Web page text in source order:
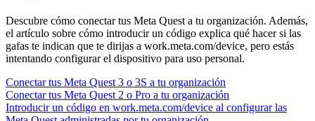
Descubre cómo conectar tus Meta Quest a tu organización. Además,
el artículo sobre cómo introducir un código explica qué hacer si las
gafas te indican que te dirijas a work.meta.com/device, pero estás
intentando configurar el dispositivo para uso personal.
Conectar tus Meta Quest 3 o 3S a tu organización
Conectar tus Meta Quest 2 o Pro a tu organización
Introducir un código en work.meta.com/device al configurar las